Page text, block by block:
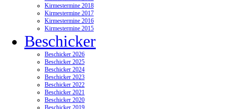
Kirmestermine 2018
Kirmestermine 2017
Kirmestermine 2016
Kirmestermine 2015
Beschicker
Beschicker 2026
Beschicker 2025
Beschicker 2024
Beschicker 2023
Beschicker 2022
Beschicker 2021
Beschicker 2020
Beschicker 2019